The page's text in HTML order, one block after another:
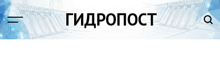
Перейти
к
содержимому
ГИДРОПОСТ